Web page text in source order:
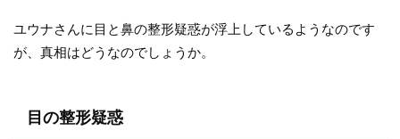
ユウナさんに目と鼻の整形疑惑が浮上しているようなのです
が、真相はどうなのでしょうか。
目の整形疑惑